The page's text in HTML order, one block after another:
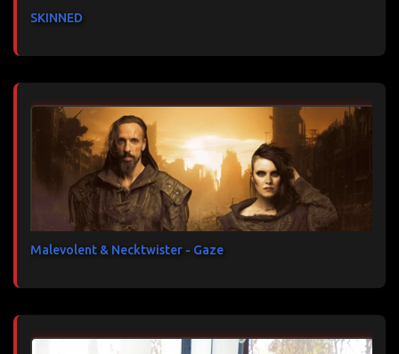
SKINNED
Malevolent & Necktwister - Gaze